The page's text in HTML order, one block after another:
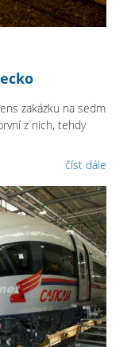
zakázku na sedm
z nich, tehdy
číst dále